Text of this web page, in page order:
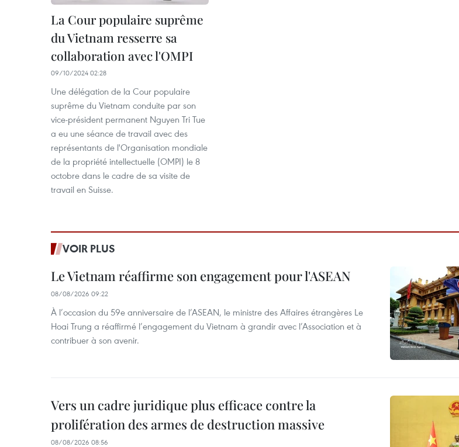
La Cour populaire suprême
du Vietnam resserre sa
collaboration avec l'OMPI
09/10/2024 02:28
Une délégation de la Cour populaire
suprême du Vietnam conduite par son
vice-président permanent Nguyen Tri Tue
a eu une séance de travail avec des
représentants de l'Organisation mondiale
de la propriété intellectuelle (OMPI) le 8
octobre dans le cadre de sa visite de
travail en Suisse.
VOIR PLUS
Le Vietnam réaffirme son engagement pour l'ASEAN
08/08/2026 09:22
À l’occasion du 59e anniversaire de l’ASEAN, le ministre des Affaires étrangères Le
Hoai Trung a réaffirmé l’engagement du Vietnam à grandir avec l’Association et à
contribuer à son avenir.
Vers un cadre juridique plus efficace contre la
prolifération des armes de destruction massive
08/08/2026 08:56